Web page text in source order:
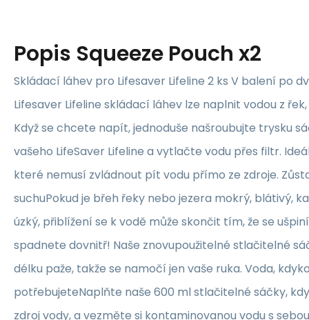
Popis Squeeze Pouch x2
Skládací láhev pro Lifesaver Lifeline 2 ks V balení po
Lifesaver Lifeline skládací láhev lze naplnit vodou z
Když se chcete napít, jednoduše našroubujte trysku
vašeho LifeSaver Lifeline a vytlačte vodu přes filtr.
které nemusí zvládnout pít vodu přímo ze zdroje.
suchuPokud je břeh řeky nebo jezera mokrý, blátivý,
úzký, přiblížení se k vodě může skončit tím, že se
spadnete dovnitř! Naše znovupoužitelné stlačitelné
délku paže, takže se namočí jen vaše ruka. Voda,
potřebujeteNaplňte naše 600 ml stlačitelné sáčky,
zdroj vody, a vezměte si kontaminovanou vodu s